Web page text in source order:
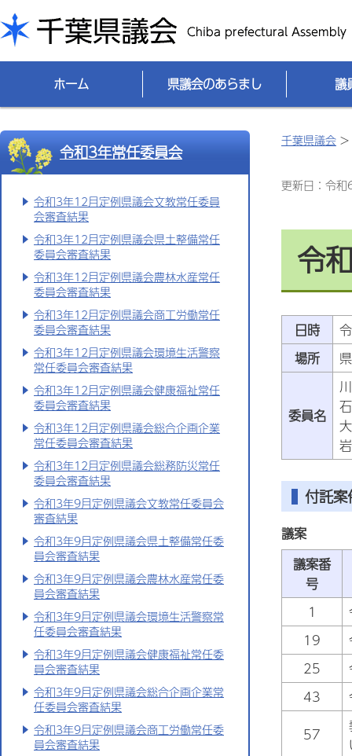
千葉県議会
ホーム 県議会のあらまし 議
令和3年常任委員会
令和3年12月定例県議会文教常任委員
会審査結果
令和3年12月定例県議会県土整備常任
委員会審査結果
令和3年12月定例県議会農林水産常任
委員会審査結果
令和3年12月定例県議会商工労働常任
委員会審査結果
令和3年12月定例県議会環境生活警察
常任委員会審査結果
令和3年12月定例県議会健康福祉常任
委員会審査結果
令和3年12月定例県議会総合企画企業
常任委員会審査結果
令和3年12月定例県議会総務防災常任
委員会審査結果
令和3年9月定例県議会文教常任委員会
審査結果
令和3年9月定例県議会県土整備常任委
員会審査結果
令和3年9月定例県議会農林水産常任委
員会審査結果
令和3年9月定例県議会環境生活警察常
任委員会審査結果
令和3年9月定例県議会健康福祉常任委
員会審査結果
令和3年9月定例県議会総合企画企業常
任委員会審査結果
令和3年9月定例県議会商工労働常任委
員会審査結果
千葉県議会 >
更新日：令
令
日時
場所
委員名
付託案
議案
議案番
号
1
19
25
43
57